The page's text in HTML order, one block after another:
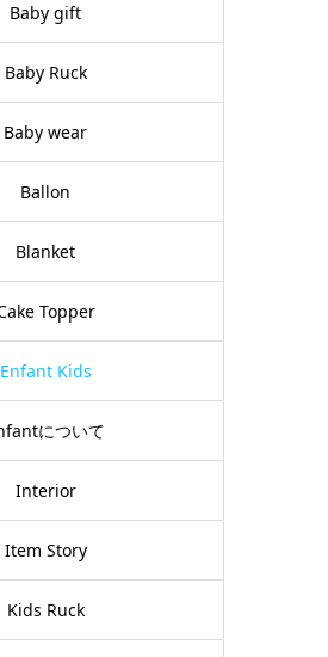
Baby gift
Baby Ruck
Baby wear
Ballon
Blanket
Topper
Enfant Kids
について
Interior
Item Story
Kids Ruck